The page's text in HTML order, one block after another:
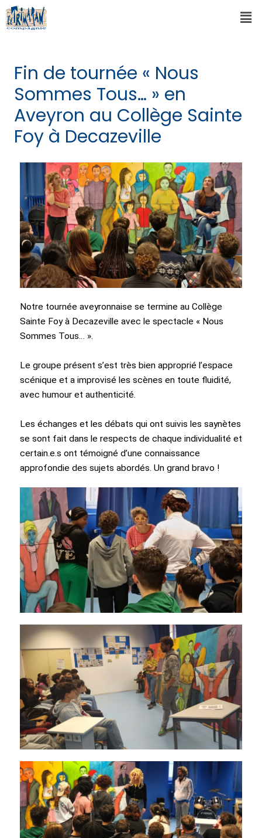
Fin de tournée « Nous
Sommes Tous… » en
Aveyron au Collège Sainte
Foy à Decazeville
Notre tournée aveyronnaise se termine au Collège
Sainte Foy à Decazeville avec le spectacle « Nous
Sommes Tous… ».
Le groupe présent s’est très bien approprié l’espace
scénique et a improvisé les scènes en toute fluidité,
avec humour et authenticité.
Les échanges et les débats qui ont suivis les saynètes
se sont fait dans le respects de chaque individualité et
certain.e.s ont témoigné d’une connaissance
approfondie des sujets abordés. Un grand bravo !